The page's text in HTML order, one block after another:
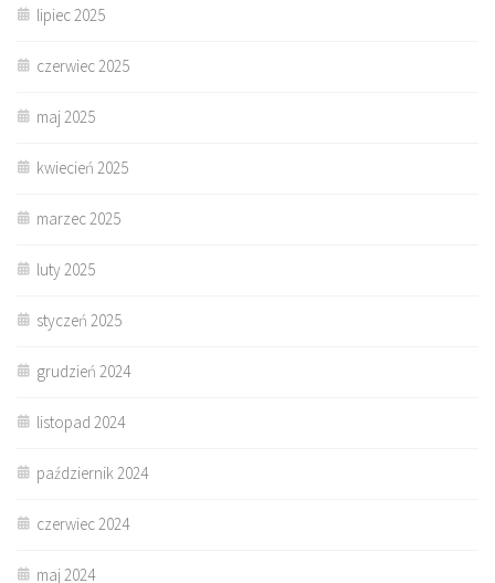
lipiec 2025
czerwiec 2025
maj 2025
kwiecień 2025
marzec 2025
luty 2025
styczeń 2025
grudzień 2024
listopad 2024
październik 2024
czerwiec 2024
maj 2024